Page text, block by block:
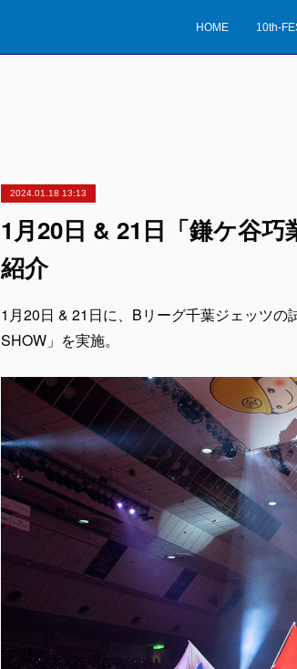
HOME 10th-
2024.01.18 13:13
1月20日 & 21日「鎌ケ谷
紹介
1月20日 & 21日に、Bリーグ千葉ジェッツ
SHOW」を実施。